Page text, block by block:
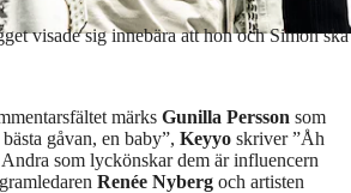
visade sig innebära att hon och Simon ska
märks Gunilla Persson som
gåvan, en baby”, Keyyo skriver ”Åh
som lyckönskar dem är influencern
Renée Nyberg och artisten